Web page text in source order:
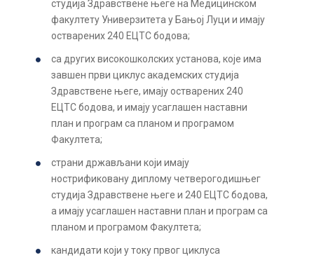
студија Здравствене његе на Медицинском
факултету Универзитета у Бањој Луци и имају
остварених 240 ЕЦТС бодова;
са других високошколских установа, које има
завшен први циклус академских студија
Здравствене његе, имају остварених 240
ЕЦТС бодова, и имају усаглашен наставни
план и програм са планом и програмом
Факултета;
страни држављани који имају
нострификовану диплому четверогодишњег
студија Здравствене његе и 240 ЕЦТС бодова,
а имају усаглашен наставни план и програм са
планом и програмом Факултета;
кандидати који у току првог циклуса